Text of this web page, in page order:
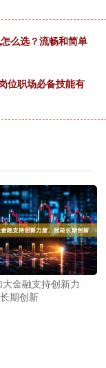
么选？流畅和简单
位职场必备技能有
金融支持创新力
期创新